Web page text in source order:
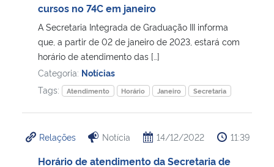
cursos no 74C em janeiro
A Secretaria Integrada de Graduação III informa
que, a partir de 02 de janeiro de 2023, estará com
horário de atendimento das […]
Categoria: Notícias
Tags:
Atendimento Horário Janeiro Secretaria
Relações Notícia 14/12/2022 11:39
Horário de atendimento da Secretaria de